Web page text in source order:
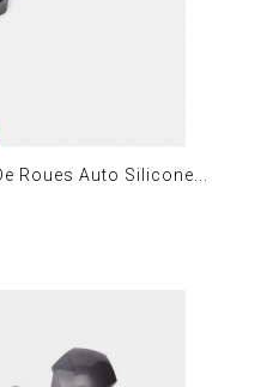
Roues Auto Silicone...